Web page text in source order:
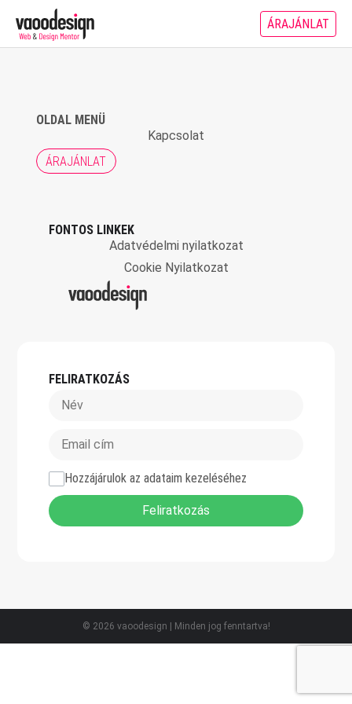
ÁRAJÁNLAT
OLDAL MENÜ
Kapcsolat
ÁRAJÁNLAT
FONTOS LINKEK
Adatvédelmi nyilatkozat
Cookie Nyilatkozat
FELIRATKOZÁS
Hozzájárulok az adataim kezeléséhez
Feliratkozás
© 2026 vaoodesign | Minden jog fenntartva!